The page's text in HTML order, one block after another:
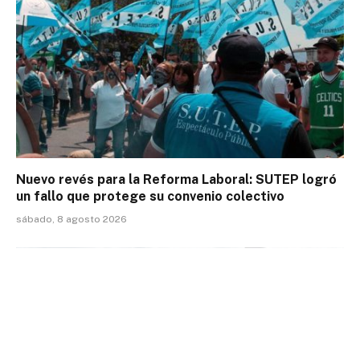
Nuevo revés para la Reforma Laboral: SUTEP logró
un fallo que protege su convenio colectivo
sábado, 8 agosto 2026